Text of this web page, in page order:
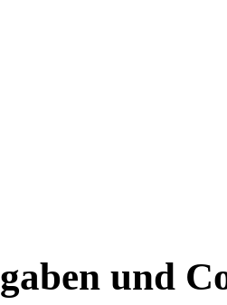
und